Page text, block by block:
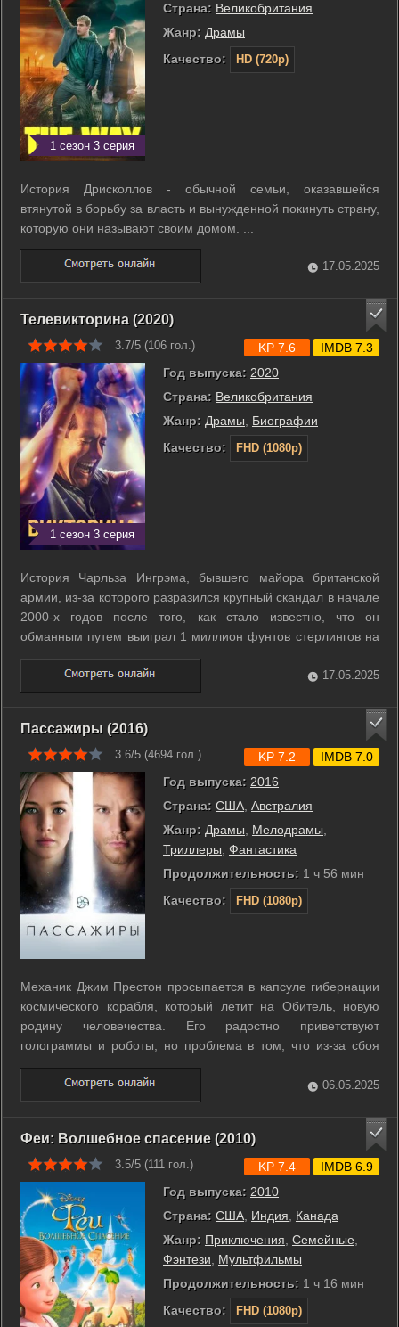
1 сезон 3 серия
Страна: Великобритания
Жанр: Драмы
Качество:
HD (720p)
История Дрисколлов - обычной семьи, оказавшейся
втянутой в борьбу за власть и вынужденной покинуть страну,
которую они называют своим домом. ...
17.05.2025
Телевикторина (2020)
3.7/5 (106 гол.)
1 сезон 3 серия
Год выпуска: 2020
Страна: Великобритания
Жанр: Драмы
Биографии
Качество:
FHD (1080p)
KP 7.6 IMDB 7.3
История Чарльза Ингрэма, бывшего майора британской
армии, из-за которого разразился крупный скандал в начале
2000-х годов после того, как стало известно, что он
обманным путем выиграл 1 миллион фунтов стерлингов на
шоу «Кто хочет стать миллионером?». ...
17.05.2025
Пассажиры (2016)
3.6/5 (4694 гол.)
Год выпуска: 2016
Страна: США Австралия
Жанр: Драмы Мелодрамы
Триллеры Фантастика
Продолжительность: 1 ч 56 мин
Качество:
FHD (1080p)
KP 7.2 IMDB 7.0
Механик Джим Престон просыпается в капсуле гибернации
космического корабля, который летит на Обитель, новую
родину человечества. Его радостно приветствуют
голограммы и роботы, но проблема в том, что из-за сбоя
Джим проснулся один, а до пункта назначения лететь ещё
90 лет. Не имея возможности уснуть, он пытается
развлекаться и напиваться, а через ...
06.05.2025
Феи: Волшебное спасение (2010)
3.5/5 (111 гол.)
Год выпуска: 2010
Страна: США Индия
Канада
Жанр: Приключения Семейные
Фэнтези
Мультфильмы
Продолжительность: 1 ч 16 мин
Качество:
FHD (1080p)
KP 7.4 IMDB 6.9